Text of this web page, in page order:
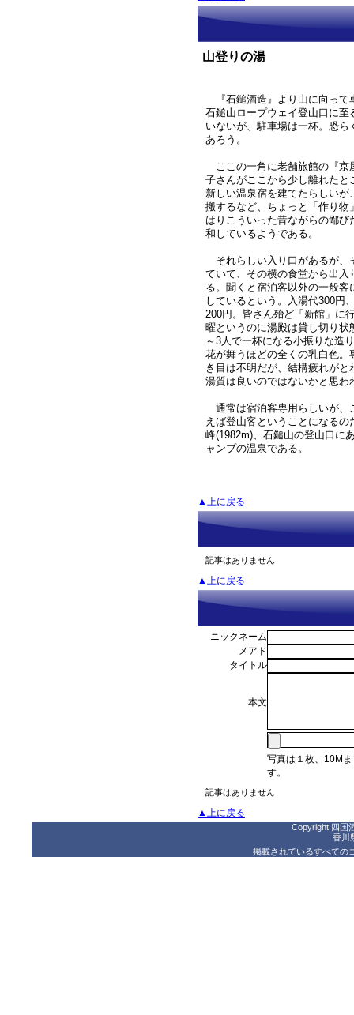
山登りの湯
『石鎚酒造』より山に向って
石鎚山ロープウェイ登山口に至
いないが、駐車場は一杯。恐ら
あろう。
ここの一角に老舗旅館の『京
子さんがここから少し離れたと
新しい温泉宿を建てたらしいが
搬するなど、ちょっと「作り物
はりこういった昔ながらの鄙び
和しているようである。
それらしい入り口があるが、
ていて、その横の食堂から出入
る。聞くと宿泊客以外の一般客
しているという。入湯代300円
200円。皆さん殆ど「新館」に
曜というのに湯殿は貸し切り状
～3人で一杯になる小振りな造
花が舞うほどの全くの乳白色。
き目は不明だが、結構疲れが
湯質は良いのではないかと思わ
通常は宿泊客専用らしいが、
えば登山客ということになる
峰(1982m)、石鎚山の登山口に
ャンプの温泉である。
▲上に戻る
記事はありません
▲上に戻る
ニックネーム
メアド
タイトル
本文
写真は１枚、10M
す。
記事はありません
▲上に戻る
Copyright 四国
香川
掲載されているすべての